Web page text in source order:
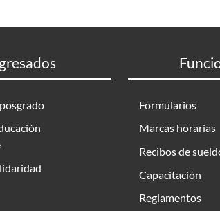
Formularios
Marcas horarias
Recibos de
Capacitación
Reglamentos